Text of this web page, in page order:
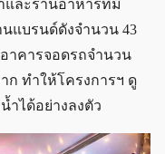
และร้านอาหารที่มี
แบรนด์ดังจำนวน 43
าคารจอดรถจำนวน
ก ทำให้โครงการฯ ดู
ำได้อย่างลงตัว